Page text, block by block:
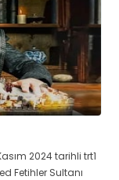
2024 tarihli trt1
Fetihler Sultanı